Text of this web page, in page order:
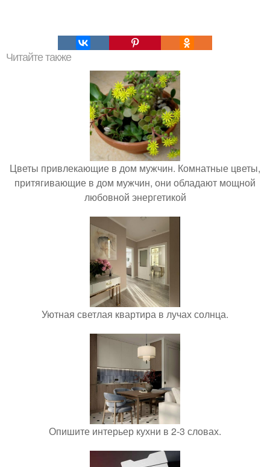
Читайте также
Цветы привлекающие в дом мужчин. Комнатные цветы,
притягивающие в дом мужчин, они обладают мощной
любовной энергетикой
Уютная светлая квартира в лучах солнца.
Опишите интерьер кухни в 2-3 словах.